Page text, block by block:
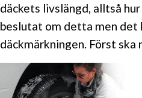
däckets livslängd, alltså
beslutat om detta men det
däckmärkningen. Först